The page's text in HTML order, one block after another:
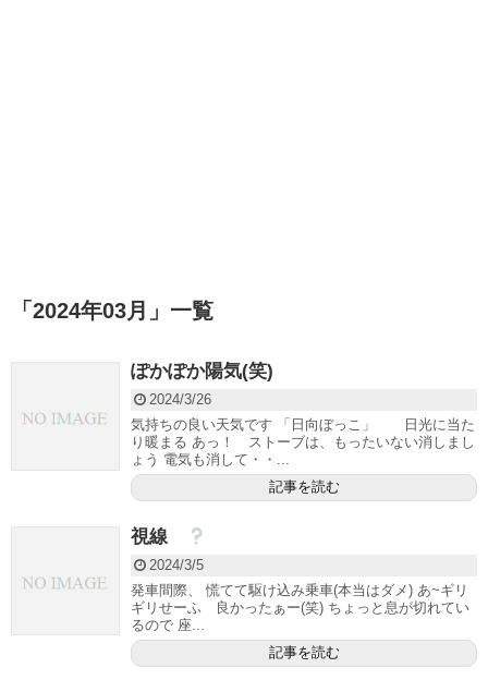
「 2024年03月 」 一覧
ぽかぽか陽気(笑)
2024/3/26
気持ちの良い天気です 「日向ぼっこ」 日光に当た
り暖まる あっ！ ストーブは、もったいない消しまし
ょう 電気も消して・・...
記事を読む
視線
2024/3/5
発車間際、 慌てて駆け込み乗車(本当はダメ) あ~ギリ
ギリせーふ 良かったぁー(笑) ちょっと息が切れてい
るので 座...
記事を読む